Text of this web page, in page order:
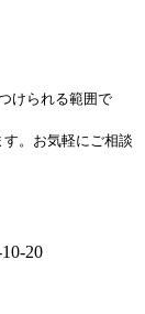
けられる範囲で
。お気軽にご相談
20